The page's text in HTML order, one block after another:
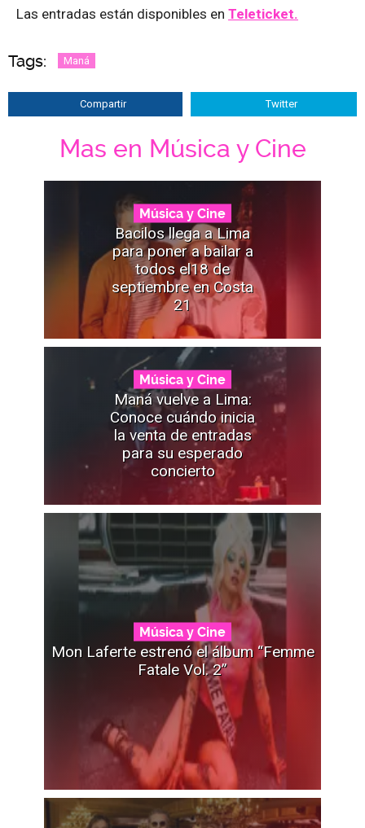
Las entradas están disponibles en Teleticket.
Tags: Maná
Compartir Twitter
Mas en Música y Cine
Música y Cine
Bacilos llega a Lima
para poner a bailar a
todos el18 de
septiembre en Costa
21
Música y Cine
Maná vuelve a Lima:
Conoce cuándo inicia
la venta de entradas
para su esperado
concierto
Música y Cine
Mon Laferte estrenó el álbum “Femme
Fatale Vol. 2”